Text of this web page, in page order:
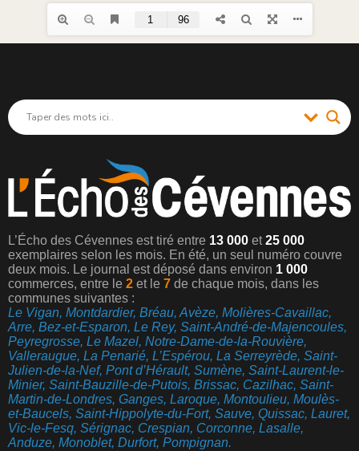
L’Écho des Cévennes est tiré entre 13 000 et25 000
exemplaires selon les mois. En été, un seul numéro couvre
deux mois. Le journal est déposé dans environ 1 000
commerces, entre le 2 et le 7 de chaque mois, dans les
communes suivantes :
Le Vigan, Montdardier, Bréau, Avèze, Molières-Cavaillac,
Arre, Bez-et-Esparon, Le Rey, Saint-André-de-Majencoules,
Peyregrosse, Le Mazel, Notre-Dame-de-la-Rouvière,
Valleraugue, La Penarié, L’Espérou, La Serreyrède, Saint-
Julien-de-la-Nef, Pont d’Hérault, Sumène, Saint-Laurent-le-
Minier, Saint-Bauzille-de-Putois, Brissac, Cazilhac, Saint-
Martin-de-Londres, Ganges, Laroque, Montoulieu, Moulès-
et-Baucels, Saint-Hippolyte-du-Fort, Sauve, Quissac, Lauret,
Vic-le-Fesq, Sérignac, Crespian, Corconne, Lasalle,
Anduze, Monoblet, Durfort, Pompignan.